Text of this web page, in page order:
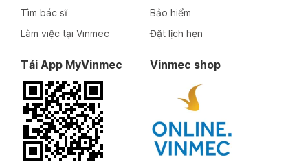
Tìm bác sĩ
Làm việc tại Vinmec
Bảo hiểm
Đặt lịch hẹn
Tải App MyVinmec Vinmec shop